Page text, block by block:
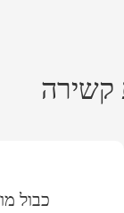
קשירה
כבול